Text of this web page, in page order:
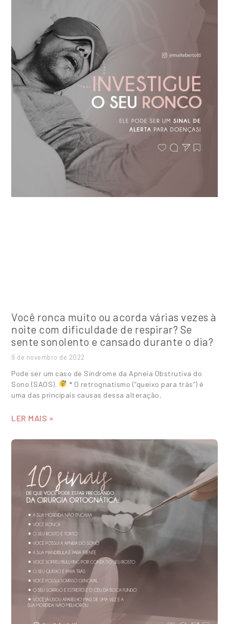
Você ronca muito ou acorda várias vezes à
noite com dificuldade de respirar? Se
sente sonolento e cansado durante o dia?
9 de novembro de 2022
Pode ser um caso de Síndrome da Apneia Obstrutiva do
Sono (SAOS).
* O retrognatismo (“queixo para trás”) é
uma das principais causas dessa alteração,
LER MAIS »